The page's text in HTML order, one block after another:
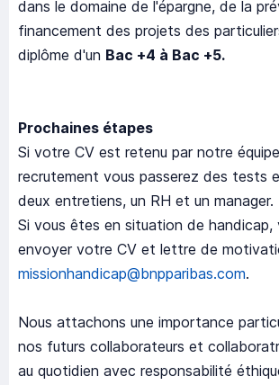
dans le domaine de l'épargne, de la
financement des projets des
diplôme d'un Bac +4 à Bac +5.
Prochaines étapes
Si votre CV est retenu par notre
recrutement vous passerez des tests
deux entretiens, un RH et un manager.
Si vous êtes en situation de handicap,
envoyer votre CV et lettre de
missionhandicap@bnpparibas.com.
Nous attachons une importance
nos futurs collaborateurs et
au quotidien avec responsabilité